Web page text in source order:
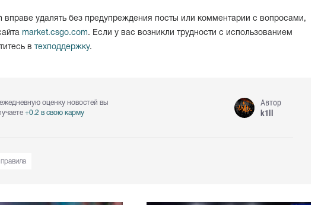
вправе удалять без предупреждения посты или комментарии с вопросами,
market.csgo.com. Если у вас возникли трудности с использованием
в техподдержку.
оценку новостей вы
+0.2 в свою карму
Автор
k1ll
правила